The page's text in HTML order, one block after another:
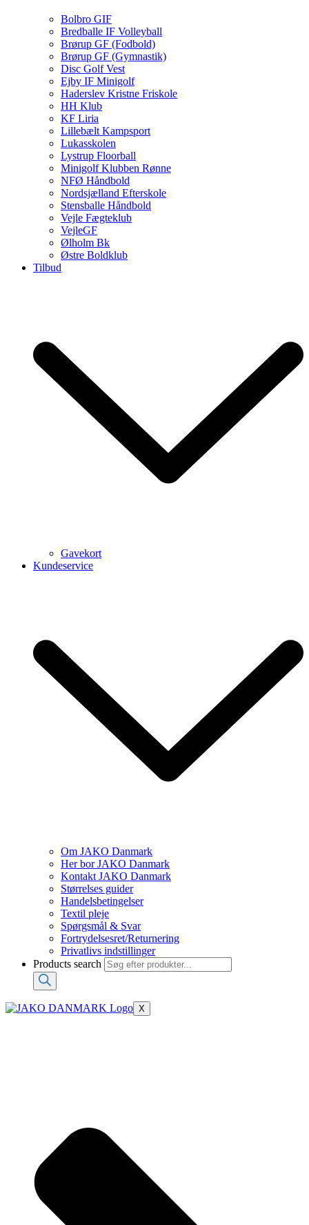
Bolbro GIF
Bredballe IF Volleyball
Brørup GF (Fodbold)
Brørup GF (Gymnastik)
Disc Golf Vest
Ejby IF Minigolf
Haderslev Kristne Friskole
HH Klub
KF Liria
Lillebælt Kampsport
Lukasskolen
Lystrup Floorball
Minigolf Klubben Rønne
NFØ Håndbold
Nordsjælland Efterskole
Stensballe Håndbold
Vejle Fægteklub
VejleGF
Ølholm Bk
Østre Boldklub
Tilbud
Gavekort
Kundeservice
Om JAKO Danmark
Her bor JAKO Danmark
Kontakt JAKO Danmark
Størrelses guider
Handelsbetingelser
Textil pleje
Spørgsmål & Svar
Fortrydelsesret/Returnering
Privatlivs indstillinger
Products search
X